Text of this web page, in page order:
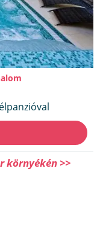
környékén >>